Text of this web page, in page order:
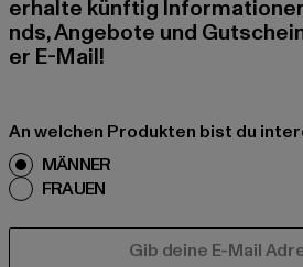
erhalte künftig
nds, Angebote und
er E-Mail!
An welchen Produkten bist du
MÄNNER
FRAUEN